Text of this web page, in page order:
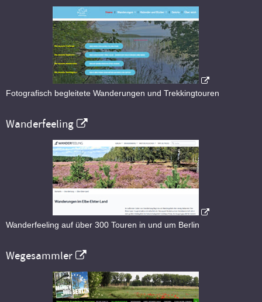
Fotografisch begleitete Wanderungen und Trekkingtouren
Wanderfeeling
Wanderfeeling auf über 300 Touren in und um Berlin
Wegesammler